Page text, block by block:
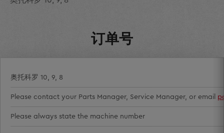
订单号
奥托科罗 10, 9, 8
Please contact your Parts Manager, Service Manager, or email
Please always state the machine number